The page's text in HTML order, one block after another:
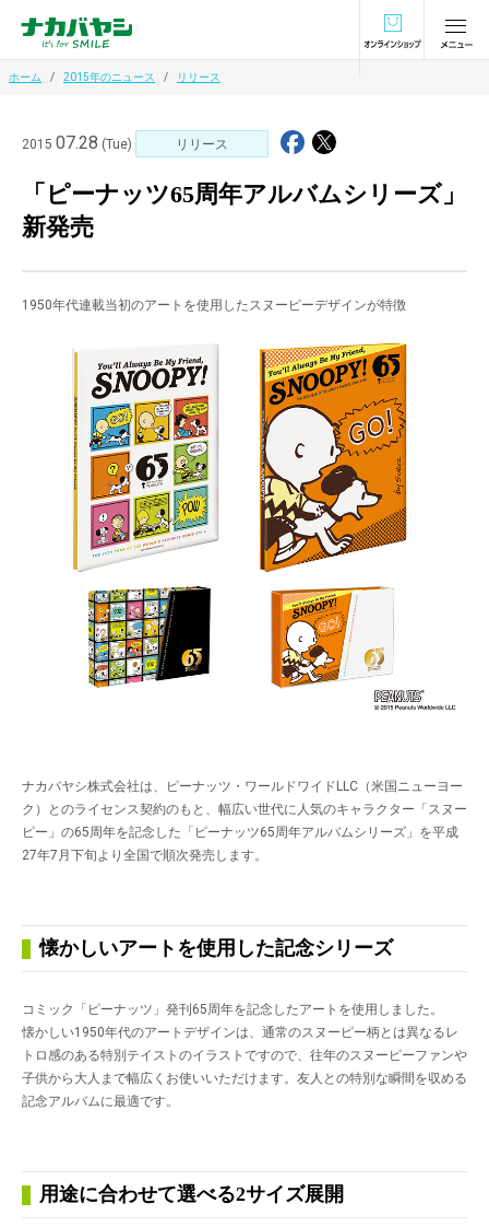
オンラインショ
ホーム 2015年のニュース リリース
2015 07.28 (Tue) リリース
「ピーナッツ65周年アルバムシリーズ」
新発売
1950年代連載当初のアートを使用したスヌーピーデザインが特徴
ナカバヤシ株式会社は、ピーナッツ・ワールドワイドLLC（米国ニューヨー
ク）とのライセンス契約のもと、幅広い世代に人気のキャラクター「スヌー
ピー」の65周年を記念した「ピーナッツ65周年アルバムシリーズ」を平成
27年7月下旬より全国で順次発売します。
懐かしいアートを使用した記念シリーズ
コミック「ピーナッツ」発刊65周年を記念したアートを使用しました。
懐かしい1950年代のアートデザインは、通常のスヌーピー柄とは異なるレ
トロ感のある特別テイストのイラストですので、往年のスヌーピーファンや
子供から大人まで幅広くお使いいただけます。友人との特別な瞬間を収める
記念アルバムに最適です。
用途に合わせて選べる2サイズ展開